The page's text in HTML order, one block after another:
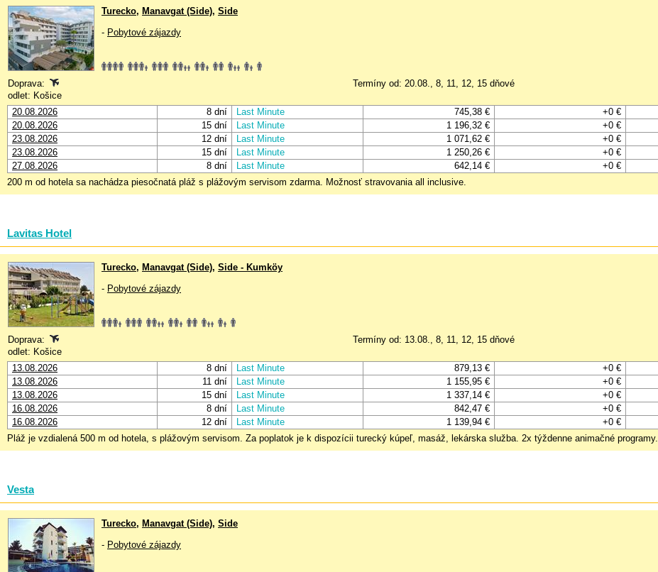
Turecko, Manavgat (Side), Side
- Pobytové zájazdy
Doprava:
Termíny od: 20.08., 8, 11, 12, 15 dňové
odlet: Košice
20.08.2026
8 dní Last Minute 745,38 € +0 €
20.08.2026
15 dní Last Minute 1 196,32 € +0 €
23.08.2026
12 dní Last Minute 1 071,62 € +0 €
23.08.2026
15 dní Last Minute 1 250,26 € +0 €
27.08.2026
8 dní Last Minute 642,14 € +0 €
200 m od hotela sa nachádza piesočnatá pláž s plážovým servisom zdarma. Možnosť stravovania all inclusive.
Lavitas Hotel
Turecko, Manavgat (Side), Side - Kumköy
- Pobytové zájazdy
Doprava:
Termíny od: 13.08., 8, 11, 12, 15 dňové
odlet: Košice
13.08.2026
8 dní Last Minute 879,13 € +0 €
13.08.2026
11 dní Last Minute 1 155,95 € +0 €
13.08.2026
15 dní Last Minute 1 337,14 € +0 €
16.08.2026
8 dní Last Minute 842,47 € +0 €
16.08.2026
12 dní Last Minute 1 139,94 € +0 €
Pláž je vzdialená 500 m od hotela, s plážovým servisom. Za poplatok je k dispozícii turecký kúpeľ, masáž, lekárska služba. 2x týždenne animačné programy.
Vesta
Turecko, Manavgat (Side), Side
- Pobytové zájazdy